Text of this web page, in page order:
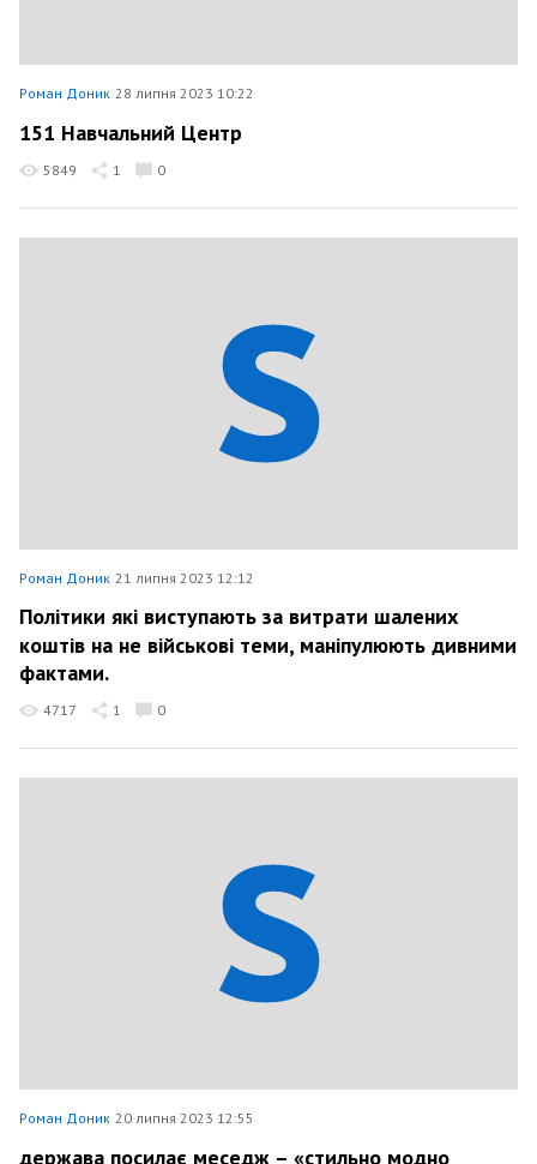
Роман Доник 28 липня 2023 10:22
151 Навчальний Центр
5849 1 0
Роман Доник 21 липня 2023 12:12
Політики які виступають за витрати шалених
коштів на не військові теми, маніпулюють дивними
фактами.
4717 1 0
Роман Доник 20 липня 2023 12:55
держава посилає меседж – «стильно модно